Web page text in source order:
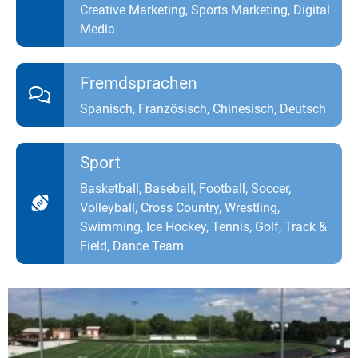
Creative Marketing, Sports Marketing, Digital
Media
Fremdsprachen
Spanisch, Französisch, Chinesisch, Deutsch
Sport
Basketball, Baseball, Football, Soccer,
Volleyball, Cross Country, Wrestling,
Swimming, Ice Hockey, Tennis, Golf, Track &
Field, Dance Team